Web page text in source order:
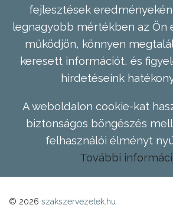
fejlesztések
legnagyobb mértékben az Ön
működjön, könnyen
keresett információt, és
hirdetéseink
A weboldalon cookie-kat
biztonságos böngészés
felhasználói élményt
További
© 2026 szakszervezetek.hu